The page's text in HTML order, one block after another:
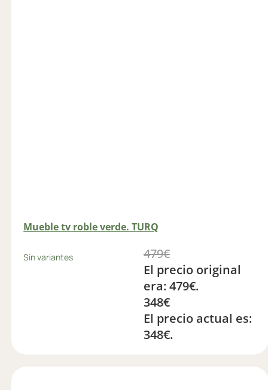
Mueble tv roble verde. TURQ
Sin variantes 479€
El precio original
era: 479€.
348€
El precio actual es:
348€.